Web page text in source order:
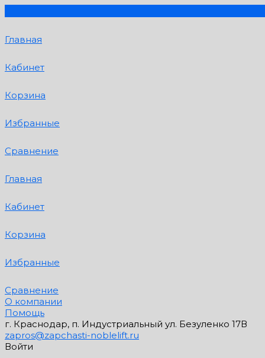
Главная
Кабинет
Корзина
Избранные
Сравнение
Главная
Кабинет
Корзина
Избранные
Сравнение
О компании
Помощь
г. Краснодар, п. Индустриальный ул. Безуленко 17В
zapros@zapchasti-noblelift.ru
Войти